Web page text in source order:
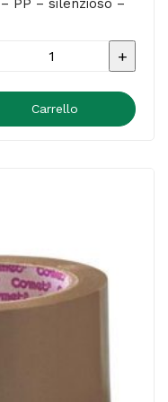
PP – silenzioso –
Carrello